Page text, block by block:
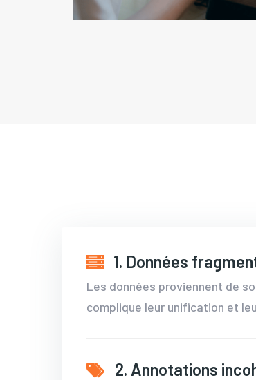
1. Données
Les données proviennent de
complique leur unification et
2. Annotations